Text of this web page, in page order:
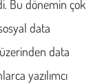
Bu dönemin çok
data
üzerinden data
yazılımcı